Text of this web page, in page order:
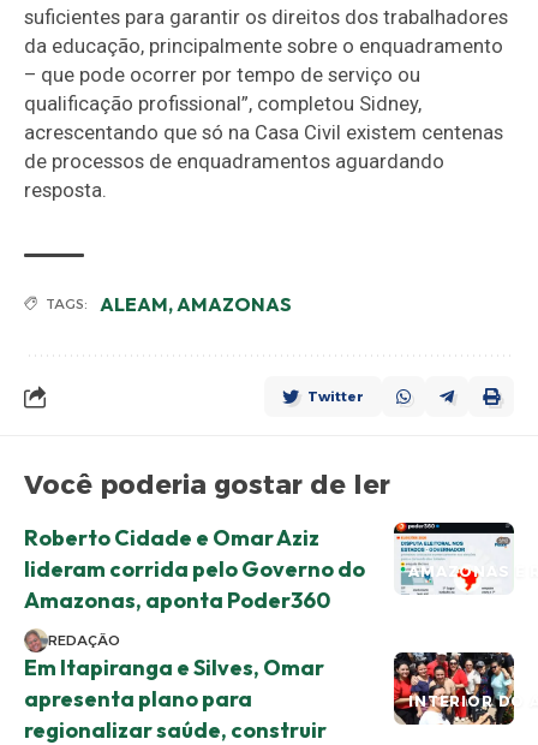
suficientes para garantir os direitos dos trabalhadores
da educação, principalmente sobre o enquadramento
– que pode ocorrer por tempo de serviço ou
qualificação profissional”, completou Sidney,
acrescentando que só na Casa Civil existem centenas
de processos de enquadramentos aguardando
resposta.
TAGS: ALEAM, AMAZONAS
Twitter
Você poderia gostar de ler
AMAZONAS E
Roberto Cidade e Omar Aziz
lideram corrida pelo Governo do
Amazonas, aponta Poder360
REDAÇÃO
INTERIOR DO
Em Itapiranga e Silves, Omar
apresenta plano para
regionalizar saúde, construir